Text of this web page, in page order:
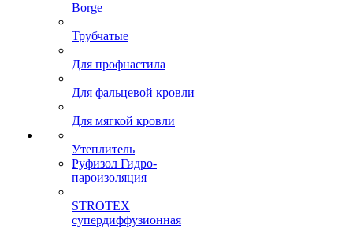
Borge
Трубчатые
Для профнастила
Для фальцевой кровли
Для мягкой кровли
Утеплитель
Руфизол Гидро-
пароизоляция
STROTEX
супердиффузионная